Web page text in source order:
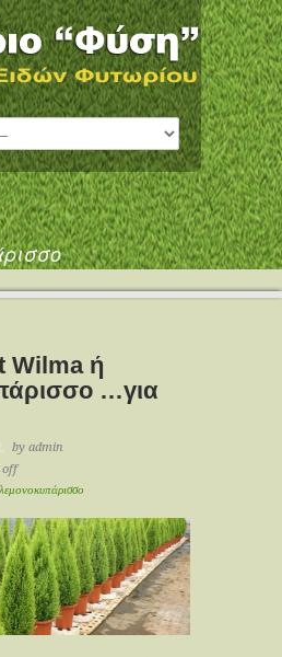
Wilma ή
…για
by admin
off
λεμονοκυπάρισσο